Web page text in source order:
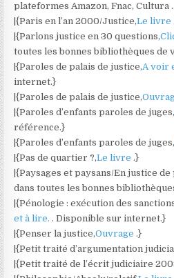
plateformes Amazon, Fnac, Cultura
|{Paris en l’an 2000/Justice,Le livre
|{Parlons justice en 30 questions,
toutes les bonnes bibliothèques de
|{Paroles de palais de justice,A voir
internet.}
|{Paroles de palais de justice,
|{Paroles d’enfants paroles de
référence.}
|{Paroles d’enfants paroles de
|{Pas de quartier ?,Le livre.}
|{Paysages et paysans/En justice de
dans toutes les bonnes
|{Pénologie : exécution des
et à lire.. Disponible sur internet.}
|{Penser la justice,Ouvrage.}
|{Petit traité d’argumentation
|{Petit traité de l’écrit judiciaire